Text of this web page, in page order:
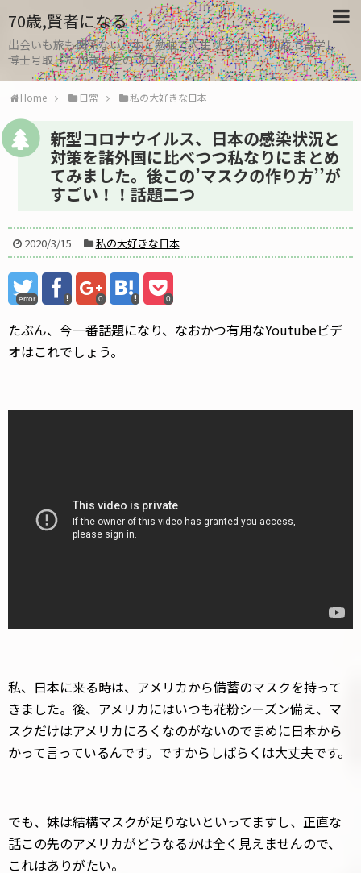
70歳,賢者になる
出会いも旅も関係ない。本と勉強で人生リセット、30歳で留学し
博士号取った70歳女性のブログ
Home 日常 私の大好きな日本
新型コロナウイルス、日本の感染状況と
対策を諸外国に比べつつ私なりにまとめ
てみました。後この’マスクの作り方’’が
すごい！！話題二つ
2020/3/15 私の大好きな日本
error 0 0
たぶん、今一番話題になり、なおかつ有用なYoutubeビデ
オはこれでしょう。
私、日本に来る時は、アメリカから備蓄のマスクを持って
きました。後、アメリカにはいつも花粉シーズン備え、マ
スクだけはアメリカにろくなのがないのでまめに日本から
かって言っているんです。ですからしばらくは大丈夫です。
でも、妹は結構マスクが足りないといってますし、正直な
話この先のアメリカがどうなるかは全く見えませんので、
これはありがたい。